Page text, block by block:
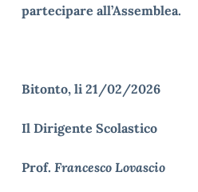
partecipare all’Assemblea.
Bitonto, li 21/02/2026
Il Dirigente Scolastico
Prof. Francesco Lovascio